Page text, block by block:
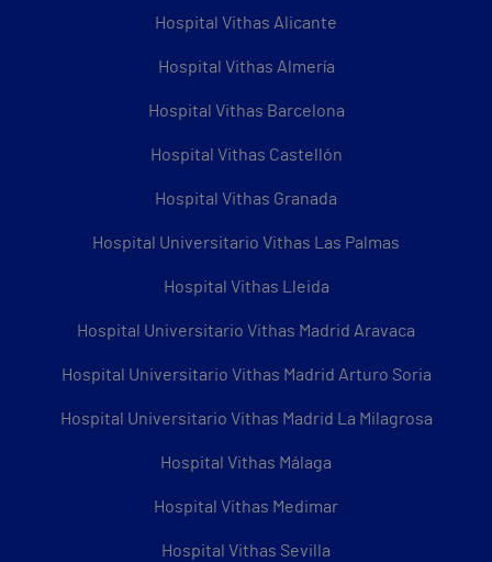
Hospital Vithas Alicante
Hospital Vithas Almería
Hospital Vithas Barcelona
Hospital Vithas Castellón
Hospital Vithas Granada
Hospital Universitario Vithas Las Palmas
Hospital Vithas Lleida
Hospital Universitario Vithas Madrid Aravaca
Hospital Universitario Vithas Madrid Arturo Soria
Hospital Universitario Vithas Madrid La Milagrosa
Hospital Vithas Málaga
Hospital Vithas Medimar
Hospital Vithas Sevilla